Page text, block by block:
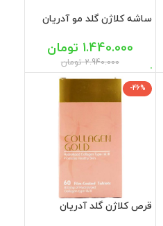
ساشه کلاژن گلد مو آدریان
2.940.000 تومان
1.440.000 تومان
-46%
قرص کلاژن گلد آدریان